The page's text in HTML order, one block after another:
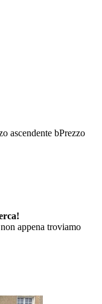
ascendente bPrezzo
appena troviamo